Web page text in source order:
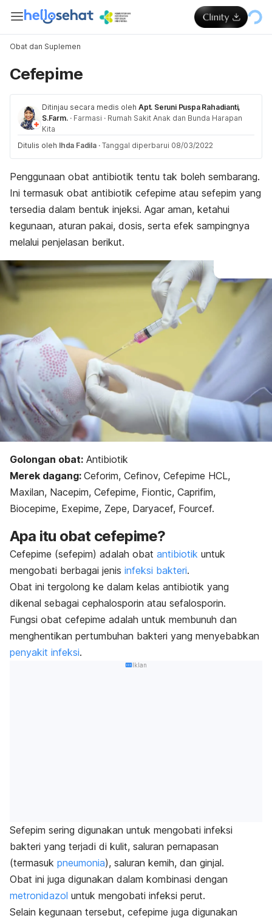
Obat dan Suplemen
Cefepime
Ditinjau secara medis oleh Apt. Seruni Puspa Rahadianti,
S.Farm. · Farmasi · Rumah Sakit Anak dan Bunda Harapan
Kita
Ditulis oleh Ihda Fadila · Tanggal diperbarui 08/03/2022
Penggunaan obat antibiotik tentu tak boleh sembarang.
Ini termasuk obat antibiotik cefepime atau sefepim yang
tersedia dalam bentuk injeksi. Agar aman, ketahui
kegunaan, aturan pakai, dosis, serta efek sampingnya
melalui penjelasan berikut.
Golongan obat: Antibiotik
Merek dagang: Ceforim, Cefinov, Cefepime HCL,
Maxilan, Nacepim, Cefepime, Fiontic, Caprifim,
Biocepime, Exepime, Zepe, Daryacef, Fourcef.
Apa itu obat cefepime?
Cefepime (sefepim) adalah obat antibiotik untuk
mengobati berbagai jenis infeksi bakteri.
Obat ini tergolong ke dalam kelas antibiotik yang
dikenal sebagai cephalosporin atau sefalosporin.
Fungsi obat cefepime adalah untuk membunuh dan
menghentikan pertumbuhan bakteri yang menyebabkan
penyakit infeksi.
Iklan
Sefepim sering digunakan untuk mengobati infeksi
bakteri yang terjadi di kulit, saluran pernapasan
(termasuk pneumonia), saluran kemih, dan ginjal.
Obat ini juga digunakan dalam kombinasi dengan
metronidazol untuk mengobati infeksi perut.
Selain kegunaan tersebut, cefepime juga digunakan